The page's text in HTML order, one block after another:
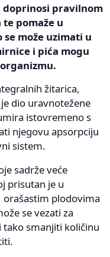
doprinosi pravilnom
pomaže u
može uzimati u
i pića mogu
žitarica,
dio uravnotežene
istovremeno s
njegovu apsorpciju
sistem.
sadrže veće
prisutan je u
orašastim plodovima
se vezati za
smanjiti količinu